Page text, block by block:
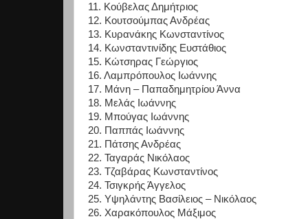
11. Κούβελας Δημήτριος
12. Κουτσούμπας Ανδρέας
13. Κυρανάκης Κωνσταντίνος
14. Κωνσταντινίδης Ευστάθιος
15. Κώτσηρας Γεώργιος
16. Λαμπρόπουλος Ιωάννης
17. Μάνη – Παπαδημητρίου Άννα
18. Μελάς Ιωάννης
19. Μπούγας Ιωάννης
20. Παππάς Ιωάννης
21. Πάτσης Ανδρέας
22. Ταγαράς Νικόλαος
23. Τζαβάρας Κωνσταντίνος
24. Τσιγκρής Άγγελος
25. Υψηλάντης Βασίλειος – Νικόλαος
26. Χαρακόπουλος Μάξιμος